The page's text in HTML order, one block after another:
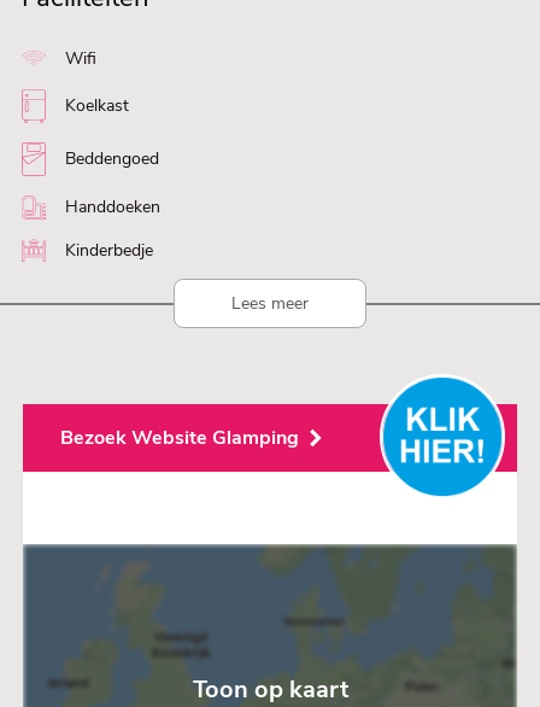
Wifi
Koelkast
Beddengoed
Handdoeken
Kinderbedje
Lees meer
Bezoek Website Glamping
Toon op kaart